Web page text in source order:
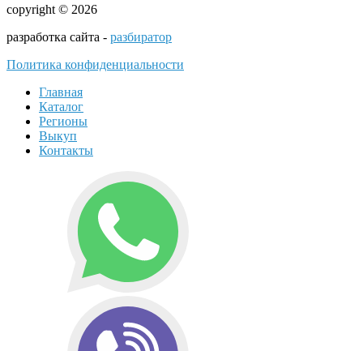
copyright © 2026
разработка сайта - разбиратор
Политика конфиденциальности
Главная
Каталог
Регионы
Выкуп
Контакты